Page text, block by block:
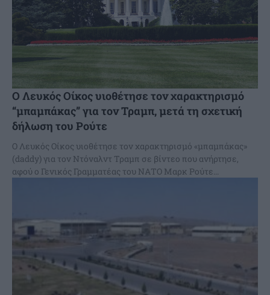
Ο Λευκός Οίκος υιοθέτησε τον χαρακτηρισμό
“μπαμπάκας” για τον Τραμπ, μετά τη σχετική
δήλωση του Ρούτε
Ο Λευκός Οίκος υιοθέτησε τον χαρακτηρισμό «μπαμπάκας»
(daddy) για τον Ντόναλντ Τραμπ σε βίντεο που ανήρτησε,
αφού ο Γενικός Γραμματέας του ΝΑΤΟ Μαρκ Ρούτε...